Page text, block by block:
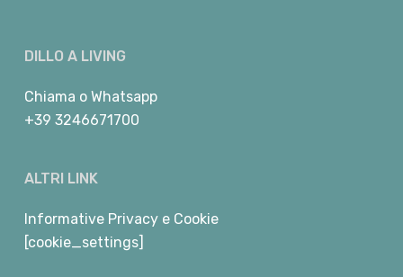
DILLO A LIVING
Chiama o Whatsapp
+39 3246671700
ALTRI LINK
Informative Privacy e Cookie
[cookie_settings]